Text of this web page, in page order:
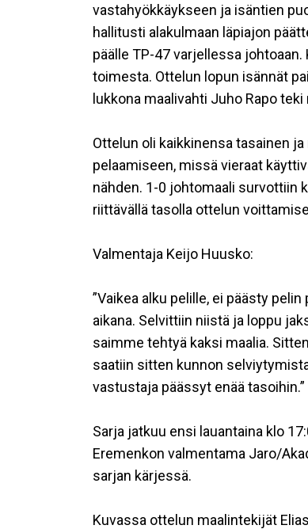
vastahyökkäykseen ja isäntien
hallitusti alakulmaan läpiajon
päälle TP-47 varjellessa
toimesta. Ottelun lopun isännät
lukkona maalivahti Juho Rapo
Ottelun oli kaikkinensa tasainen
pelaamiseen, missä vieraat
nähden. 1-0 johtomaali survottiin
riittävällä tasolla ottelun
Valmentaja Keijo Huusko:
”Vaikea alku pelille, ei päästy
aikana. Selvittiin niistä ja loppu
saimme tehtyä kaksi maalia.
saatiin sitten kunnon
vastustaja päässyt enää tasoihin.”
Sarja jatkuu ensi lauantaina klo
Eremenkon valmentama Jaro/
sarjan kärjessä.
Kuvassa ottelun maalintekijät